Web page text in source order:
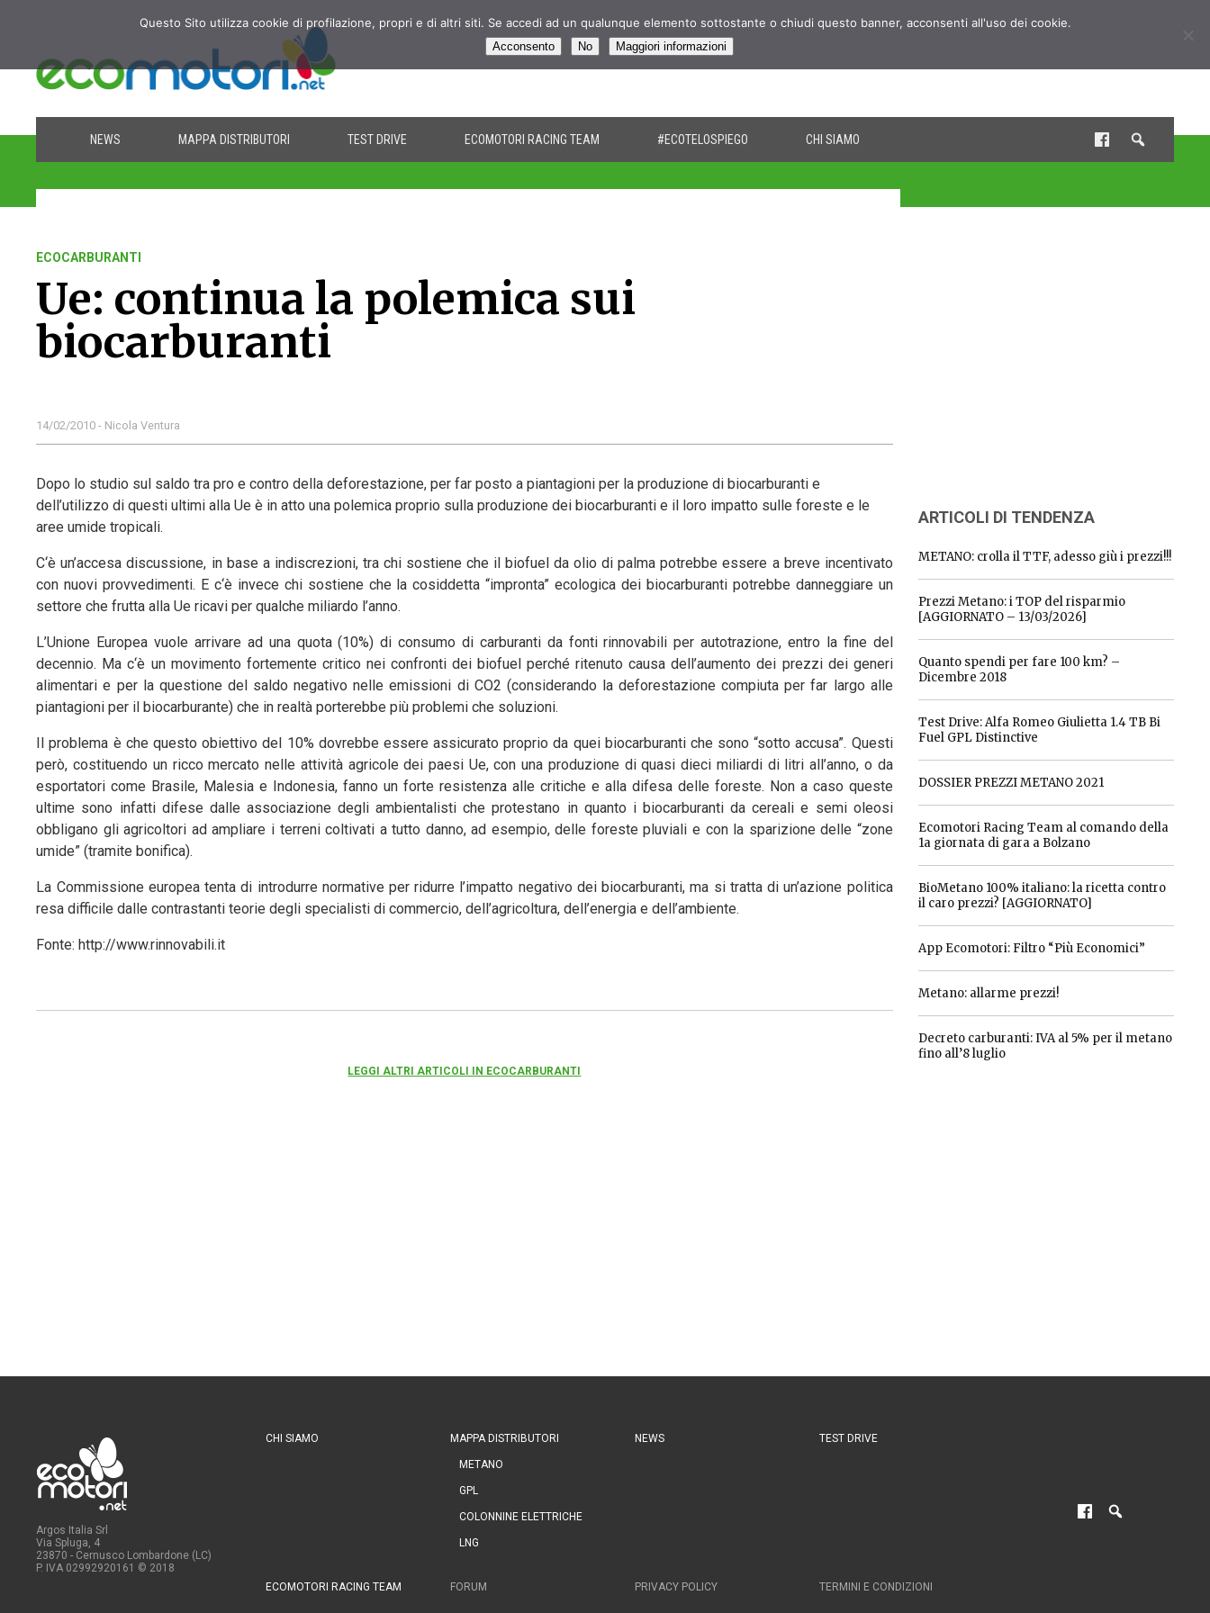
NEWS MAPPA DISTRIBUTORI TEST DRIVE ECOMOTORI RACING TEAM #ECOTELOSPIEGO CHI SIAMO
ECOCARBURANTI
Ue: continua la polemica sui
biocarburanti
14/02/2010 - Nicola Ventura
Dopo lo studio sul saldo tra pro e contro della deforestazione, per far posto a piantagioni per la produzione di biocarburanti e
dell’utilizzo di questi ultimi alla Ue è in atto una polemica proprio sulla produzione dei biocarburanti e il loro impatto sulle foreste e le
aree umide tropicali.
C‘è un’accesa discussione, in base a indiscrezioni, tra chi sostiene che il biofuel da olio di palma potrebbe essere a breve incentivato
con nuovi provvedimenti. E c‘è invece chi sostiene che la cosiddetta “impronta” ecologica dei biocarburanti potrebbe danneggiare un
settore che frutta alla Ue ricavi per qualche miliardo l’anno.
L’Unione Europea vuole arrivare ad una quota (10%) di consumo di carburanti da fonti rinnovabili per autotrazione, entro la fine del
decennio. Ma c‘è un movimento fortemente critico nei confronti dei biofuel perché ritenuto causa dell’aumento dei prezzi dei generi
alimentari e per la questione del saldo negativo nelle emissioni di CO2 (considerando la deforestazione compiuta per far largo alle
piantagioni per il biocarburante) che in realtà porterebbe più problemi che soluzioni.
Il problema è che questo obiettivo del 10% dovrebbe essere assicurato proprio da quei biocarburanti che sono “sotto accusa”. Questi
però, costituendo un ricco mercato nelle attività agricole dei paesi Ue, con una produzione di quasi dieci miliardi di litri all’anno, o da
esportatori come Brasile, Malesia e Indonesia, fanno un forte resistenza alle critiche e alla difesa delle foreste. Non a caso queste
ultime sono infatti difese dalle associazione degli ambientalisti che protestano in quanto i biocarburanti da cereali e semi oleosi
obbligano gli agricoltori ad ampliare i terreni coltivati a tutto danno, ad esempio, delle foreste pluviali e con la sparizione delle “zone
umide” (tramite bonifica).
La Commissione europea tenta di introdurre normative per ridurre l’impatto negativo dei biocarburanti, ma si tratta di un’azione politica
resa difficile dalle contrastanti teorie degli specialisti di commercio, dell’agricoltura, dell’energia e dell’ambiente.
Fonte: http://www.rinnovabili.it
LEGGI ALTRI ARTICOLI IN ECOCARBURANTI
ARTICOLI DI TENDENZA
METANO: crolla il TTF, adesso giù i prezzi!!!
Prezzi Metano: i TOP del risparmio
[AGGIORNATO – 13/03/2026]
Quanto spendi per fare 100 km? –
Dicembre 2018
Test Drive: Alfa Romeo Giulietta 1.4 TB Bi
Fuel GPL Distinctive
DOSSIER PREZZI METANO 2021
Ecomotori Racing Team al comando della
1a giornata di gara a Bolzano
BioMetano 100% italiano: la ricetta contro
il caro prezzi? [AGGIORNATO]
App Ecomotori: Filtro “Più Economici”
Metano: allarme prezzi!
Decreto carburanti: IVA al 5% per il metano
fino all’8 luglio
Argos Italia Srl
Via Spluga, 4
23870 - Cernusco Lombardone (LC)
P. IVA 02992920161 © 2018
CHI SIAMO MAPPA DISTRIBUTORI
METANO
GPL
COLONNINE ELETTRICHE
LNG
NEWS TEST DRIVE
ECOMOTORI RACING TEAM FORUM PRIVACY POLICY TERMINI E CONDIZIONI
Questo Sito utilizza cookie di profilazione, propri e di altri siti. Se accedi ad un qualunque elemento sottostante o chiudi questo banner, acconsenti all'uso dei cookie.
Acconsento No Maggiori informazioni